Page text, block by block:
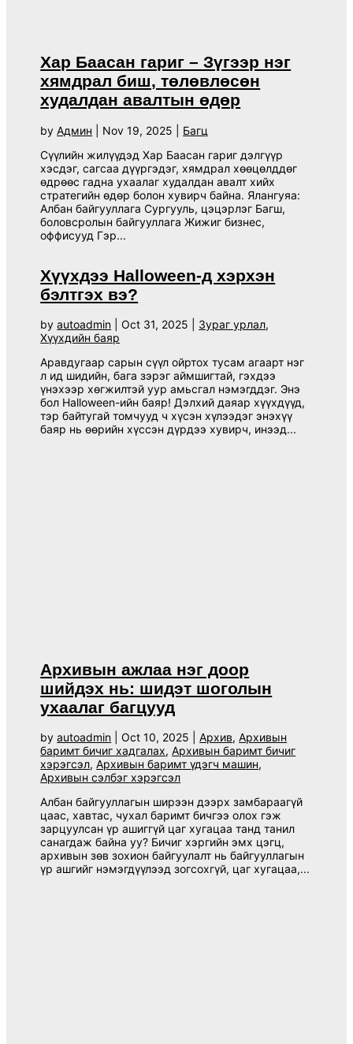
Хар Баасан гариг – Зүгээр нэг
хямдрал биш, төлөвлөсөн
худалдан авалтын өдөр
byАдмин Nov 19, 2025
Багц
Сүүлийн жилүүдэд Хар Баасан гариг дэлгүүр
хэсдэг, сагсаа дүүргэдэг, хямдрал хөөцөлддөг
өдрөөс гадна ухаалаг худалдан авалт хийх
стратегийн өдөр болон хувирч байна. Ялангуяа:
Албан байгууллага Сургууль, цэцэрлэг Багш,
боловсролын байгууллага Жижиг бизнес,
оффисууд Гэр...
Хүүхдээ Halloween-д хэрхэн
бэлтгэх вэ?
byautoadmin |Oct 31, 2025 Зураг урлал,
Хүүхдийн баяр
Аравдугаар сарын сүүл ойртох тусам агаарт нэг
л ид шидийн, бага зэрэг аймшигтай, гэхдээ
үнэхээр хөгжилтэй уур амьсгал нэмэгддэг. Энэ
бол Halloween-ийн баяр! Дэлхий даяар хүүхдүүд,
тэр байтугай томчууд ч хүсэн хүлээдэг энэхүү
баяр нь өөрийн хүссэн дүрдээ хувирч, инээд...
Архивын ажлаа нэг доор
шийдэх нь: шидэт шоголын
ухаалаг багцууд
byautoadmin |Oct 10, 2025 |Архив,Архивын
баримт бичиг хадгалах,Архивын баримт бичиг
хэрэгсэл,Архивын баримт үдэгч машин,
Архивын сэлбэг хэрэгсэл
Албан байгууллагын ширээн дээрх замбараагүй
цаас, хавтас, чухал баримт бичгээ олох гэж
зарцуулсан үр ашиггүй цаг хугацаа танд танил
санагдаж байна уу? Бичиг хэргийн эмх цэгц,
архивын зөв зохион байгуулалт нь байгууллагын
үр ашгийг нэмэгдүүлээд зогсохгүй, цаг хугацаа,...